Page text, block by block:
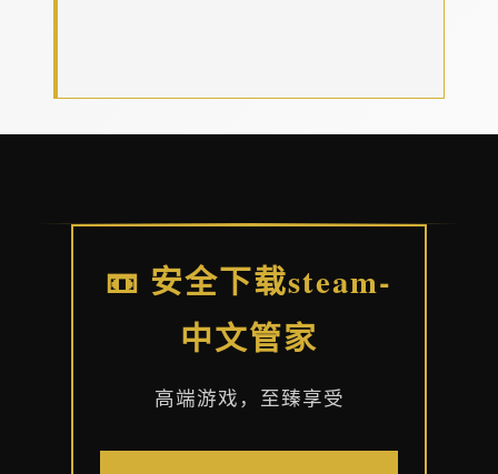
📼 安全下载steam-
中文管家
高端游戏，至臻享受